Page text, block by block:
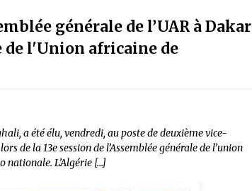
générale de l’UAR à Dakar
de l'Union africaine de
a été élu, vendredi, au poste de deuxième vice-
de la 13e session de l’Assemblée générale de l’union
nationale. L’Algérie […]